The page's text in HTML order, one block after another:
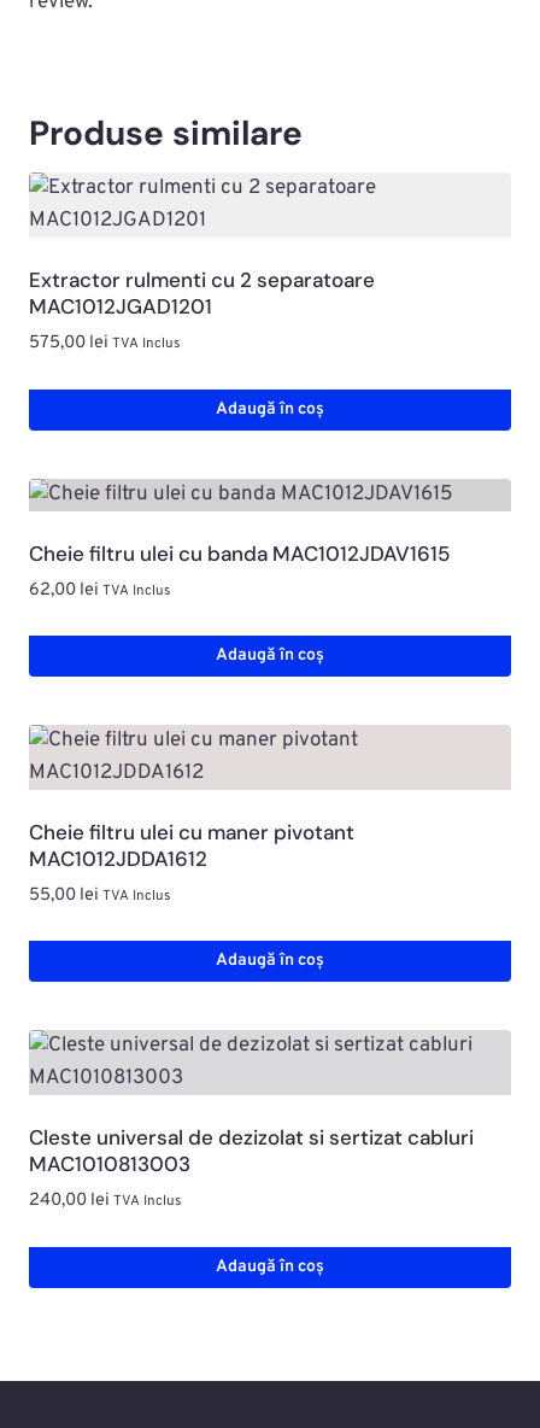
Produse similare
Extractor rulmenti cu 2 separatoare
MAC1012JGAD1201
575,00 lei TVA Inclus
Adaugă în coș
Cheie filtru ulei cu banda MAC1012JDAV1615
62,00 lei TVA Inclus
Adaugă în coș
Cheie filtru ulei cu maner pivotant
MAC1012JDDA1612
55,00 lei TVA Inclus
Adaugă în coș
Cleste universal de dezizolat si sertizat cabluri
MAC1010813003
240,00 lei TVA Inclus
Adaugă în coș